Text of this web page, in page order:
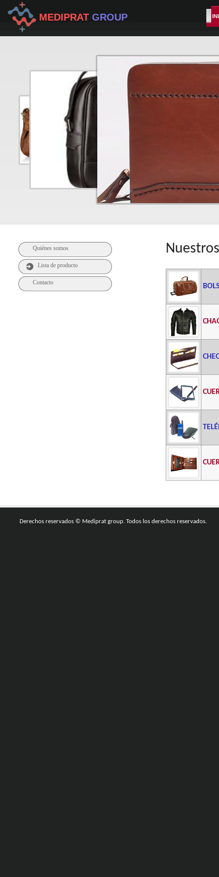
MEDIPRAT GROUP
Quiénes somos
Lista de producto
Contacto
Derechos reservados © Mediprat group. Todos los derechos reservados.